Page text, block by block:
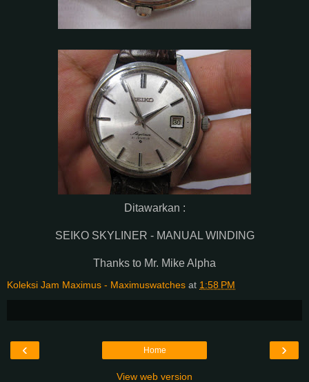
Ditawarkan :
SEIKO SKYLINER - MANUAL WINDING
Thanks to Mr. Mike Alpha
Koleksi Jam Maximus - Maximuswatches at 1:58 PM
‹ ›
Home
View web version